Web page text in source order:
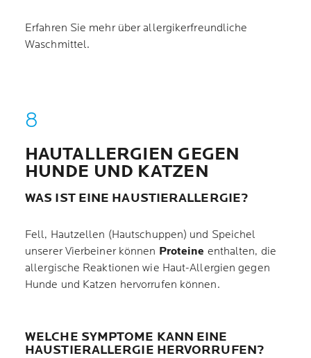
Erfahren Sie mehr über allergikerfreundliche
Waschmittel.
HAUTALLERGIEN GEGEN
HUNDE UND KATZEN
WAS IST EINE HAUSTIERALLERGIE?
Fell, Hautzellen (Hautschuppen) und Speichel
unserer Vierbeiner können Proteine enthalten, die
allergische Reaktionen wie Haut-Allergien gegen
Hunde und Katzen hervorrufen können.
WELCHE SYMPTOME KANN EINE
HAUSTIERALLERGIE HERVORRUFEN?